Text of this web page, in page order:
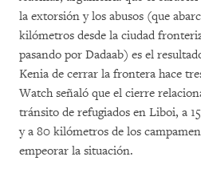
la extorsión y los abusos (que
kilómetros desde la ciudad
pasando por Dadaab) es el
Kenia de cerrar la frontera hace
Watch señaló que el cierre
tránsito de refugiados en Liboi, a
y a 80 kilómetros de los
empeorar la situación.